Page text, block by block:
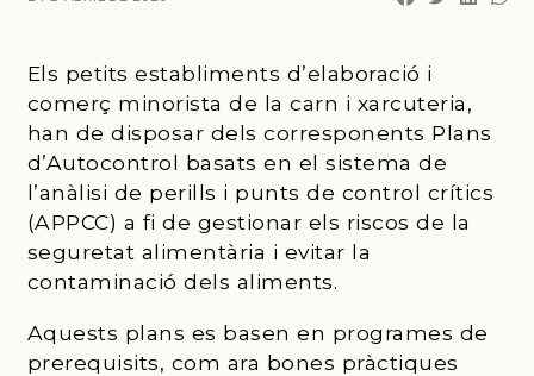
24 D'ABRIL DE 2020
Els petits establiments d’elaboració i
comerç minorista de la carn i xarcuteria,
han de disposar dels corresponents Plans
d’Autocontrol basats en el sistema de
l’anàlisi de perills i punts de control crítics
(APPCC) a fi de gestionar els riscos de la
seguretat alimentària i evitar la
contaminació dels aliments.
Aquests plans es basen en programes de
prerequisits, com ara bones pràctiques